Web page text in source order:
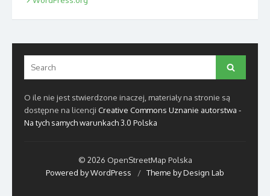
for:
Search
O ile nie jest stwierdzone inaczej, materiały na stronie są
dostępne na licencji Creative Commons Uznanie autorstwa -
Na tych samych warunkach 3.0 Polska
© 2026 OpenStreetMap Polska
Powered by WordPress
/ Theme by Design Lab